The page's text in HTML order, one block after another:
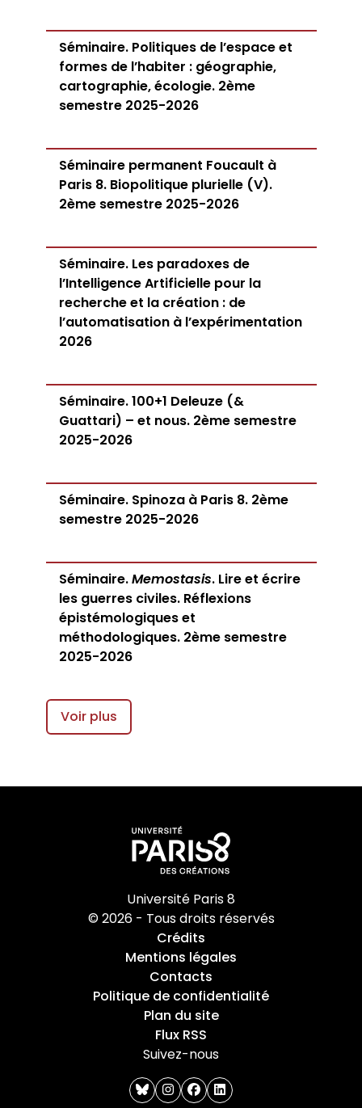
Séminaire. Politiques de l’espace et
formes de l’habiter : géographie,
cartographie, écologie. 2ème
semestre 2025-2026
Séminaire permanent Foucault à
Paris 8. Biopolitique plurielle (V).
2ème semestre 2025-2026
Séminaire. Les paradoxes de
l’Intelligence Artificielle pour la
recherche et la création : de
l’automatisation à l’expérimentation
2026
Séminaire. 100+1 Deleuze (&
Guattari) – et nous. 2ème semestre
2025-2026
Séminaire. Spinoza à Paris 8. 2ème
semestre 2025-2026
Séminaire.Memostasis. Lire et écrire
les guerres civiles. Réflexions
épistémologiques et
méthodologiques. 2ème semestre
2025-2026
Voir plus
Université Paris 8
© 2026 - Tous droits réservés
Crédits
Mentions légales
Contacts
Politique de confidentialité
Plan du site
Flux RSS
Suivez-nous
blueskyinstagram
facebook
linkedin